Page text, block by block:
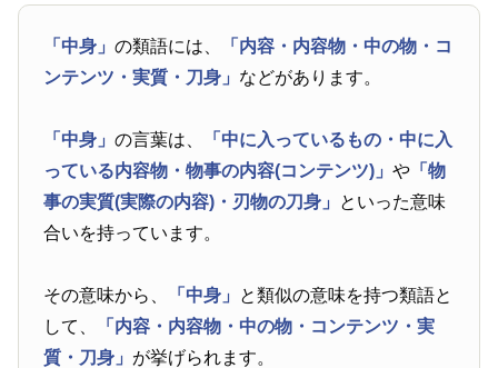
「中身」の類語には、
「内容・内容物・中の物・コ
ンテンツ・実質・刀身」 などがあります。
「中身」の言葉は、
「中に入っているもの・中に入
っている内容物・物事の内容(コンテンツ)」や 「物
事の実質(実際の内容)・刃物の刀身」 といった意味
合いを持っています。
その意味から、 「中身」 と類似の意味を持つ類語と
して、
「内容・内容物・中の物・コンテンツ・実
質・刀身」 が挙げられます。